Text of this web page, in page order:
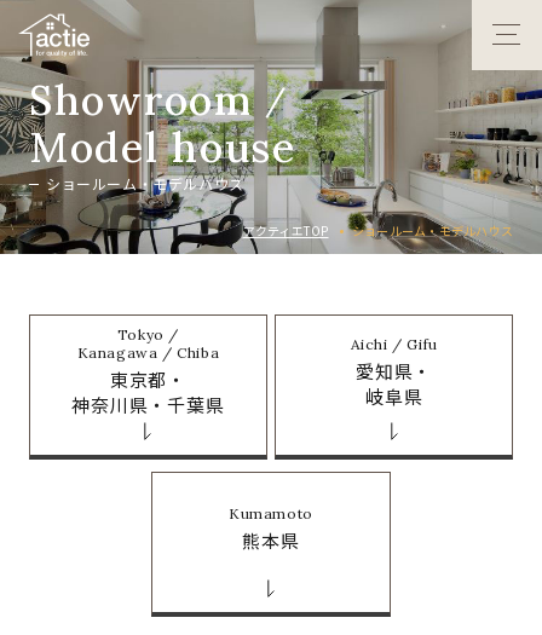
Showroom /
Model house
シ ョールーム ・モデルハウス
アクティエTOP ショールーム・モデルハウス
Tokyo /
Kanagawa / Chiba
東京都・
神奈川県・千葉県
Aichi / Gifu
愛知県・
岐阜県
Kumamoto
熊本県